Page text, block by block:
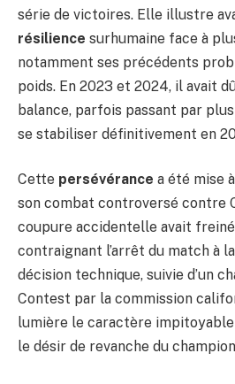
série de victoires. Elle illustre
résilience surhumaine face à
notamment ses précédents
poids. En 2023 et 2024, il avait
balance, parfois passant par
se stabiliser définitivement en
Cette persévérance a été mise
son combat controversé contre
coupure accidentelle avait freiné
contraignant l’arrêt du match à
décision technique, suivie d’un
Contest par la commission
lumière le caractère
le désir de revanche du